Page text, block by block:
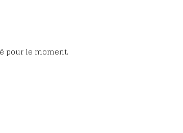
pour le moment.